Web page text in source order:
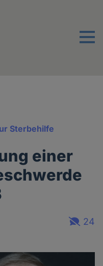
Menu
Sterbehilfe
einer
24